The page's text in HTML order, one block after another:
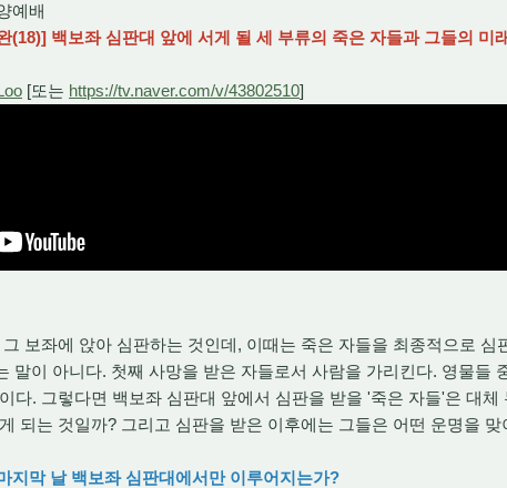
예배
(18)] 백보좌 심판대 앞에 서게 될 세 부류의 죽은 자들과 그들의 미
[또는 https://tv.naver.com/v/43802510]
보좌에 앉아 심판하는 것인데, 이때는 죽은 자들을 최종적으로 심
말이 아니다. 첫째 사망을 받은 자들로서 사람을 가리킨다. 영물들
다. 그렇다면 백보좌 심판대 앞에서 심판을 받을 '죽은 자들'은 대체
되는 것일까? 그리고 심판을 받은 이후에는 그들은 어떤 운명을 맞
지막 날 백보좌 심판대에서만 이루어지는가?